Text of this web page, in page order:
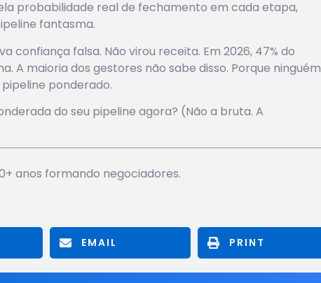
probabilidade real de fechamento em cada etapa,
fantasma.
confiança falsa. Não virou receita. Em 2026, 47% do
A maioria dos gestores não sabe disso. Porque ninguém
ponderado.
do seu pipeline agora? (Não a bruta. A
anos formando negociadores.
EMAIL PRINT